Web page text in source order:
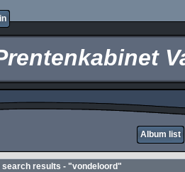
Album list
search results - "vondeloord"